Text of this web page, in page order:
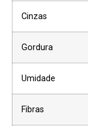
Cinzas
Gordura
Umidade
Fibras